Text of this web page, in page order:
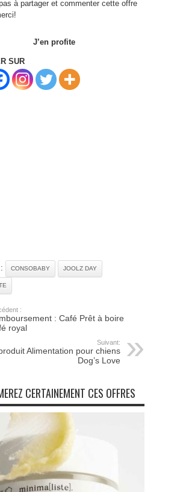
à partager et commenter cette offre
J’en profite
SUR
CONSOBABY JOOLZ DAY
:
: Café Prêt à boire
royal
Suivant:
Alimentation pour chiens
Dog’s Love
CERTAINEMENT CES OFFRES